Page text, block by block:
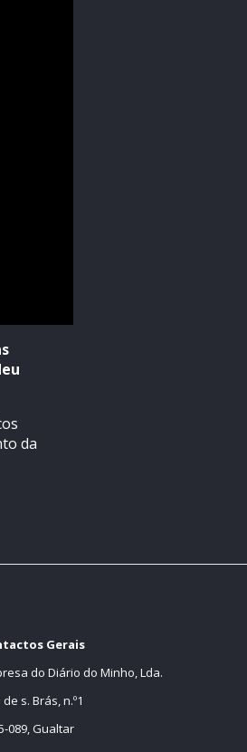
da
Gerais
do Diário do Minho, Lda.
s. Brás, n.º1
089, Gualtar